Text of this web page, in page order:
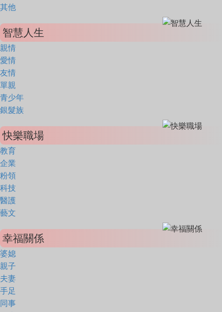
其他
智慧人生
親情
愛情
友情
單親
青少年
銀髮族
快樂職場
教育
企業
粉領
科技
醫護
藝文
幸福關係
婆媳
親子
夫妻
手足
同事